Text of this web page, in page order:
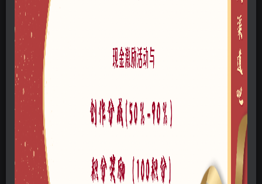
4U直充-爆炸rhino犀牛模型3dm素材
此内容为免费资源，请登录后查看
格式
风格
文件大小
链接过期私信投稿者，或点此私管理员